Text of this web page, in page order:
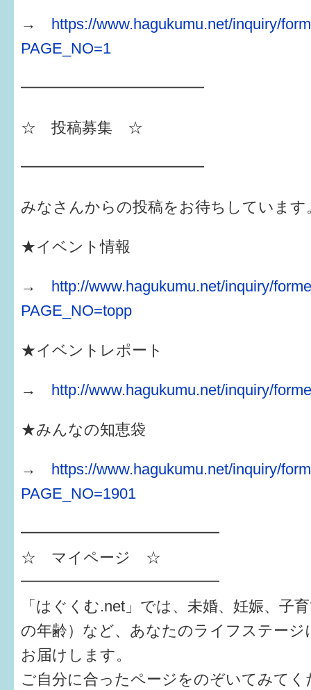
→ https://www.hagukumu.net/inquiry/
PAGE_NO=1
━━━━━━━━━━━━
☆ 投稿募集 ☆
━━━━━━━━━━━━
みなさんからの投稿をお待ちしています
★イベント情報
→ http://www.hagukumu.net/inquiry/
PAGE_NO=topp
★イベントレポート
→ http://www.hagukumu.net/inquiry/
★みんなの知恵袋
→ https://www.hagukumu.net/inquiry/
PAGE_NO=1901
━━━━━━━━━━━━━
☆ マイページ ☆
━━━━━━━━━━━━━
「はぐくむ.net」では、未婚、妊娠、子
の年齢）など、あなたのライフステージ
お届けします。
ご自分に合ったページをのぞいてみてく